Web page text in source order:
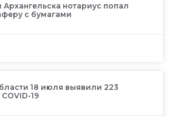
нотариус попал
с бумагами
18 июля выявили 223
19